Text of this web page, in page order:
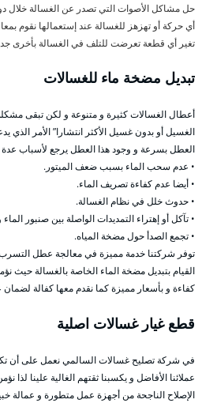
حل مشاكل الأصوات التي تصدر عن الغسالة خلال
أي حركة أو تهزهز للغسالة عند إستعمالها نقوم
تغير أي قطعة تعرضت للتلف في الغسالة بأخرى
تبديل مضخة ماء للغسالات
أعطال الغسالات كثيرة و متنوعة و لكن تبقى
الغسيل أو بدون غسيل الأكثر انتشارا” الأمر الذي
العطل بسرعة و وجود هذا العطل يرجع لأسباب عدة
• عدم سحب الماء بسبب ضعف الميتور.
• أيضا عدم كفاءة تصريف الماء.
• حدوث خلل في نظام الغسالة.
• تآكل أو إهتراء التمديدات الواصلة بين صنبور
• تجمع الصدأ حول مضخة المياه.
توفر شركتنا خدمة مميزة في معالجة عطل التسرب
القيام بتبديل مضخة الماء الخاصة بالغسالة حيث
كفاءة و بأسعار مميزة كما نقدم معها كفالة
قطع غيار غسالات اصلية
في شركة تصليح غسالات السالمي نعمل على أن
عملائنا الأفاضل و يكسبنا ثقتهم الغالية علينا لذا
الإصلاح الناجحة من أجهزة عمل متطورة و عمالة